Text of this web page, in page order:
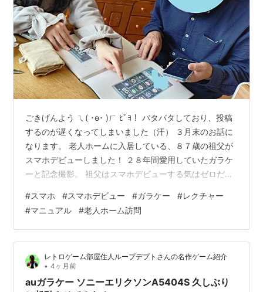
ごきげんよう ㄟ( ･ө･ )ㄏ ﾋﾟﾖ！ バタバタしており、投稿
するのが遅くなってしまいました（汗） ３月末のお話に
なります。 老人ホームに入居している、８７歳の祖父が
スマホデビューしました！ ２８年間愛用していたガラケ
ーと記念撮影。 祖父はスマホデビューする気はゼロだっ
に・・・。 渋々スマホに買い替えることになりました。
両親（祖父にとっての娘夫婦）が付き添い、スマホショ
ップへ。 格安プランを探してもらい、１円でスマホをゲ
ットしました。 契約までの詳しい道のりは、母娘ブログ
「乙女猫日記」に投稿していますので、よろしければ、
ご覧くださいませ～。 …
#スマホ #スマホデビュー #ガラケー #レクチャー
#マニュアル #老人ホーム訪問
レトロゲーム部屋住人ループデプトさんの名作ゲーム紹介
• 4ヶ月前
auガラケー ソニーエリクソンA5404S 久しぶり